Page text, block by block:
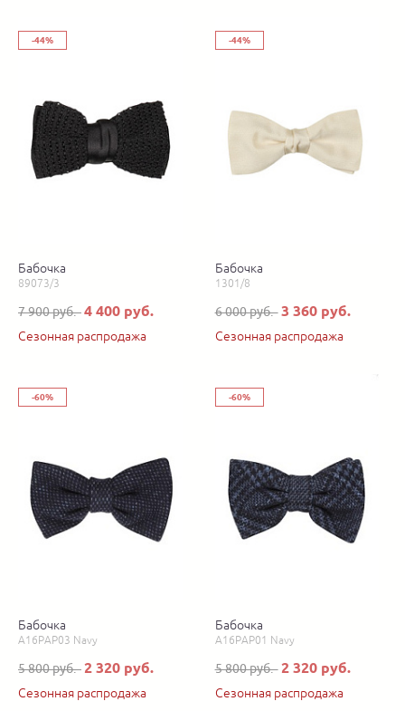
-44%
Бабочка
89073/3
7 900 руб.4 400 руб.
Сезонная распродажа
-44%
Бабочка
1301/8
6 000 руб. 3 360 руб.
Сезонная распродажа
-60%
Бабочка
A16PAP03 Navy
5 800 руб.2 320 руб.
Сезонная распродажа
-60%
Бабочка
A16PAP01 Navy
5 800 руб. 2 320 руб.
Сезонная распродажа